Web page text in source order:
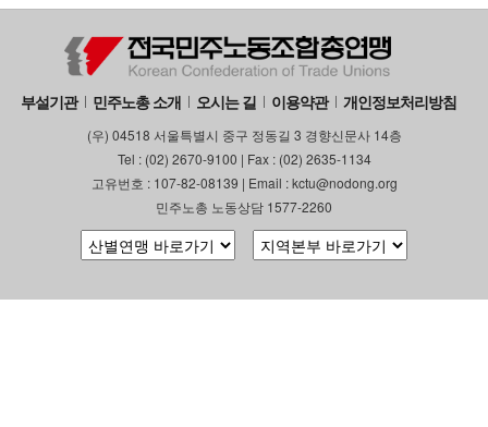
부설기관 민주노총 소개 오시는 길 이용약관 개인정보처리방침
(우) 04518 서울특별시 중구 정동길 3 경향신문사 14층
Tel : (02) 2670-9100 | Fax : (02) 2635-1134
고유번호 : 107-82-08139 | Email : kctu@nodong.org
민주노총 노동상담 1577-2260